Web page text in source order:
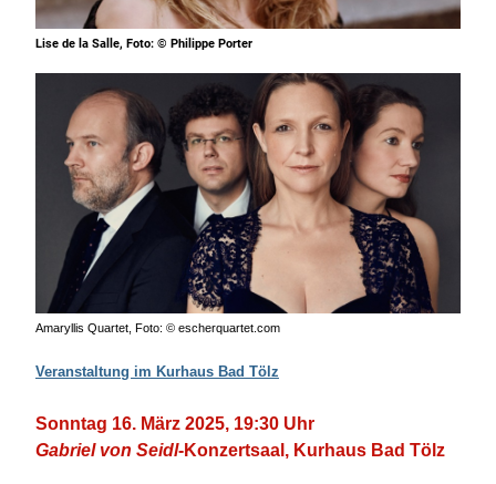
Lise de la Salle, Foto: © Philippe Porter
Amaryllis Quartet, Foto: © escherquartet.com
Veranstaltung im Kurhaus Bad Tölz
Sonntag 16. März 2025, 19:30 Uhr
Gabriel von Seidl-Konzertsaal, Kurhaus Bad Tölz